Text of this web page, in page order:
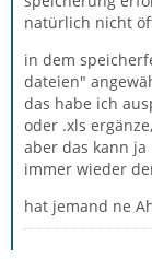
natürlich nicht
in dem
dateien"
das habe ich
oder .xls
aber das kann
immer wieder
hat jemand ne